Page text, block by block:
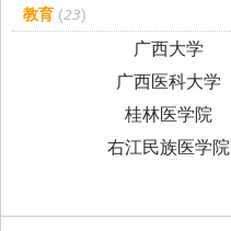
教育 (23)
广西大学
广西医科大学
桂林医学院
右江民族医学院